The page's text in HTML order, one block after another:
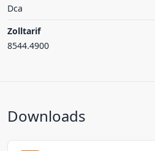
Dca
Zolltarif
8544.4900
Downloads